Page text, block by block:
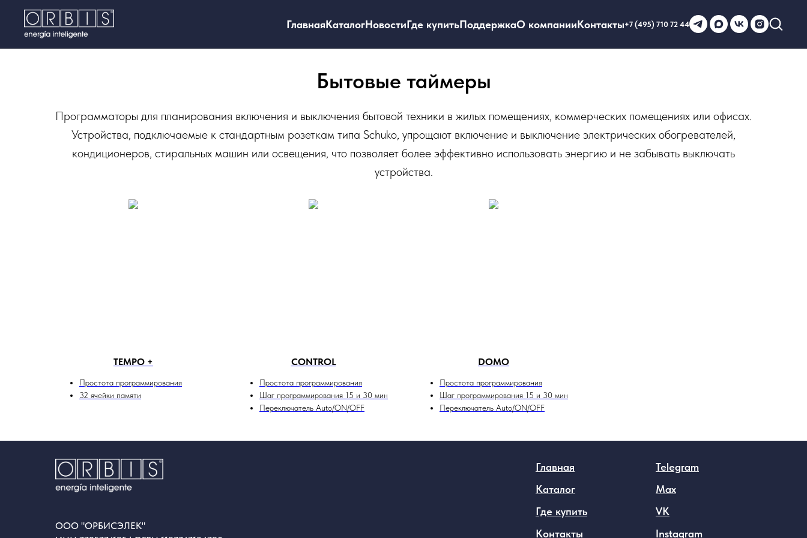
ГлавнаяКаталогНовостиГде купитьПоддержкаО компанииКонтакты+7 (495) 710 72 44
Бытовые таймеры
Программаторы для планирования включения и выключения бытовой техники в жилых помещениях, коммерческих помещениях или офисах.
Устройства, подключаемые к стандартным розеткам типа Schuko, упрощают включение и выключение электрических обогревателей,
кондиционеров, стиральных машин или освещения, что позволяет более эффективно использовать энергию и не забывать выключать
устройства.
TEMPO +
Простота программирования
32 ячейки памяти
CONTROL
Простота программирования
Шаг программирования 15 и 30 мин
Переключатель Auto/ON/OFF
DOMO
Простота программирования
Шаг программирования 15 и 30 мин
Переключатель Auto/ON/OFF
ООО "ОРБИСЭЛЕК"
Главная
Каталог
Где купить
Контакты
Telegram
Max
VK
Instagram